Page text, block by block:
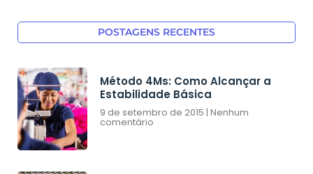
POSTAGENS RECENTES
Método 4Ms: Como Alcançar a
Estabilidade Básica
9 de setembro de 2015 Nenhum
comentário